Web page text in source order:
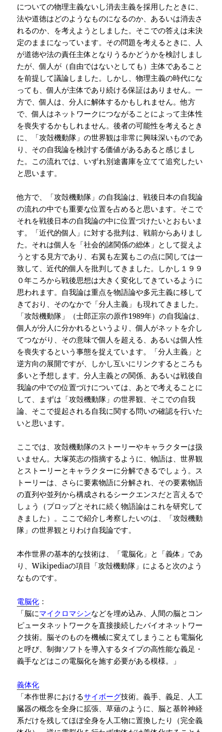
についての物理主義ないし消去主義を採用したときに、
法や道徳はどのようなものになるのか、あるいは消去さ
れるのか、を考えようとしました。そこでの答えは未決
定のままになっています。その問題を考えるときに、人
が道徳や法の責任主体となりうるかどうかを検討しまし
たが、個人が（自由ではないとしても）主体であること
を前提して議論しました。しかし、物理主義の時代にな
っても、個人が主体であり続ける保証はありません。一
方で、個人は、分人に解体するかもしれません。他方
で、個人はネットワークにつながることによって主体性
を喪失するかもしれません。後者の可能性を考えるとき
に、「攻殻機動隊」の世界観は非常に興味深いものであ
り、その自我論を検討する価値があるあると感じまし
た。この流れでは、いずれ別途書庫を立てて追究したい
と思います。
他方で、「攻殻機動隊」の自我論は、戦後日本の自我論
の流れの中でも重要な位置を占めると思います。そこで
それを戦後日本の自我論の中に位置づけたいとおもいま
す。「近代的個人」に対する批判は、戦前からありまし
た。それは個人を「社会的諸関係の総体」として捉えよ
うとする見方であり、右翼も左翼もこの点に関しては一
致して、近代的個人を批判してきました。しかし１９９
０年ころから戦後思想は大きく変化してきているように
思われます。自我論は重点を物語論や多元主義に移して
きており、そのなかで「分人主義」も現れてきました。
「攻殻機動隊」（士郎正宗の原作1989年）の自我論は、
個人が分人に分かれるというより、個人がネットを介し
てつながり、その意味で個人を超える、あるいは個人性
を喪失するという事態を捉えています。「分人主義」と
逆方向の展開ですが、しかし互いにリンクするところも
多いと予想します。分人主義との関係、あるいは戦後自
我論の中での位置づけについては、あとで考えることに
して、まずは「攻殻機動隊」の世界観、そこでの自我
論、そこで提起される自我に関する問いの確認を行いた
いと思います。
ここでは、攻殻機動隊のストーリーやキャラクターは扱
いません。大塚英志の指摘するように、物語は、世界観
とストーリーとキャラクターに分解できるでしょう。ス
トーリーは、さらに要素物語に分解され、その要素物語
の直列や並列から構成されるシークエンスだと言えるで
しょう（プロップとそれに続く物語論はこれを研究して
きました）。ここで紹介し考察したいのは、「攻殻機動
隊」の世界観とりわけ自我論です。
本作世界の基本的な技術は、「電脳化」と「義体」であ
り、Wikipediaの項目「攻殻機動隊」によると次のよう
なものです。
電脳化 ：
「脳にマイクロマシンなどを埋め込み、人間の脳とコン
ピュータネットワークを直接接続したバイオネットワー
ク技術。脳そのものを機械に変えてしまうことも電脳化
と呼び、制御ソフトを導入するタイプの高性能な義足・
義手などはこの電脳化を施す必要がある模様。」
義体化
「本作世界におけるサイボーグ技術。義手、義足、人工
臓器の概念を全身に拡張、草薙のように、脳と基幹神経
系だけを残してほぼ全身を人工物に置換したり（完全義